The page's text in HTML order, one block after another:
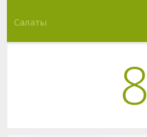
Салаты
8